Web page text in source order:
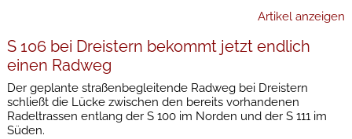
Artikel anzeigen
S 106 bei Dreistern bekommt jetzt endlich
einen Radweg
Der geplante straßenbegleitende Radweg bei Dreistern
schließt die Lücke zwischen den bereits vorhandenen
Radeltrassen entlang der S 100 im Norden und der S 111 im
Süden.